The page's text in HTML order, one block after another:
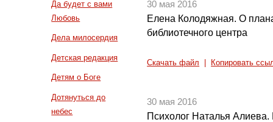
Да будет с вами
Любовь
Дела милосердия
Детская редакция
Детям о Боге
Дотянуться до
небес
30 мая 2016
Елена Колодяжная. О
библиотечного центра
Скачать файл Копировать
30 мая 2016
Психолог Наталья Алиева.